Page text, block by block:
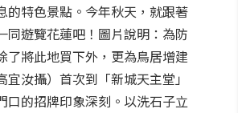
的特色景點。今年秋天，就跟著
同遊覽花蓮吧！圖片說明：為防
了將此地買下外，更為鳥居增建
宜汝攝）首次到「新城天主堂」
口的招牌印象深刻。以洗石子立